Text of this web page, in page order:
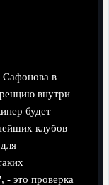
Сафонова в
внутри
будет
клубов
- это проверка